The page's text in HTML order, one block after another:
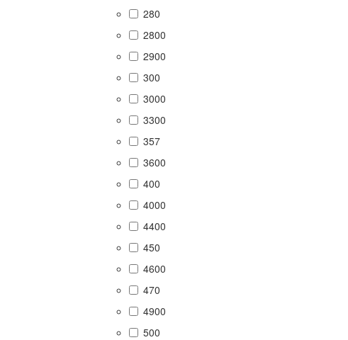
280
2800
2900
300
3000
3300
357
3600
400
4000
4400
450
4600
470
4900
500